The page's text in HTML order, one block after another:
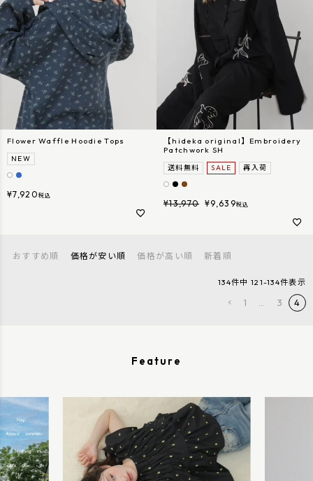
Flower Waffle Hoodie Tops
NEW
¥7,920 税込
【hideka original】Embroidery
Patchwork SH
送料無料 SALE 再入荷
¥13,970 ¥9,639税込
おすすめ順 価格が安い順 価格が高い順 新着順
134件中 121-134件表示
1 … 3 4
Feature